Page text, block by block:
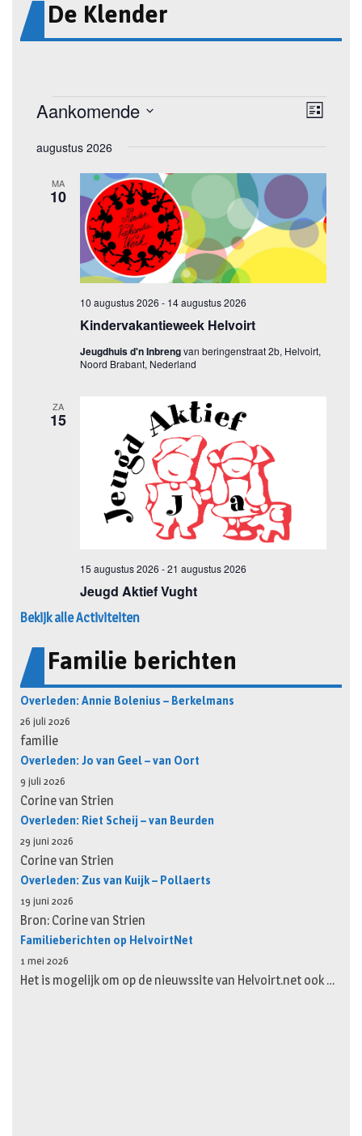
De Klender
Bekijk alle Activiteiten
Familie berichten
Overleden: Annie Bolenius – Berkelmans
26 juli 2026
familie
Overleden: Jo van Geel – van Oort
9 juli 2026
Corine van Strien
Overleden: Riet Scheij – van Beurden
29 juni 2026
Corine van Strien
Overleden: Zus van Kuijk – Pollaerts
19 juni 2026
Bron: Corine van Strien
Familieberichten op HelvoirtNet
1 mei 2026
Het is mogelijk om op de nieuwssite van Helvoirt.net ook …